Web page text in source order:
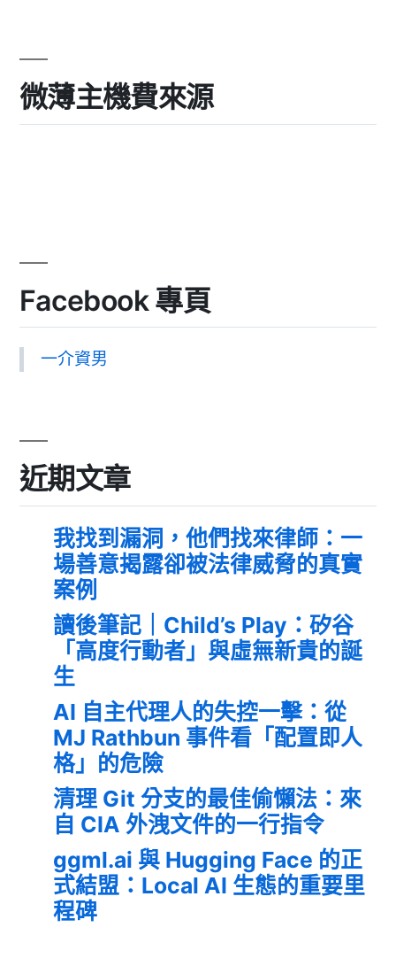
微薄主機費來源
Facebook 專頁
一介資男
近期文章
我找到漏洞，他們找來律師：一
場善意揭露卻被法律威脅的真實
案例
讀後筆記｜Child’s Play：矽谷
「高度行動者」與虛無新貴的誕
生
AI 自主代理人的失控一擊：從
MJ Rathbun 事件看「配置即人
格」的危險
清理 Git 分支的最佳偷懶法：來
自 CIA 外洩文件的一行指令
ggml.ai 與 Hugging Face 的正
式結盟：Local AI 生態的重要里
程碑